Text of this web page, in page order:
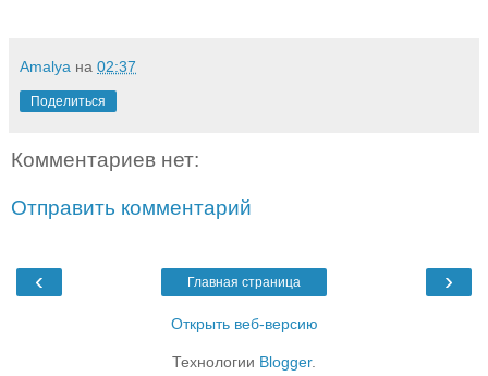
Amalya на 02:37
Поделиться
Комментариев нет:
Отправить комментарий
‹ ›
Главная страница
Открыть веб-версию
Технологии Blogger.